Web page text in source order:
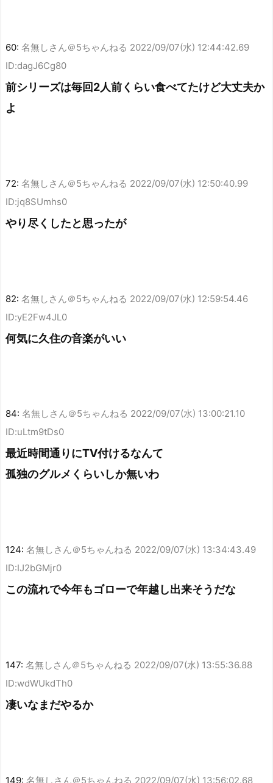
60: 名無しさん＠5ちゃんねる 2022/09/07(水) 12:44:42.69
ID:dagJ6Cg80
前シリーズは毎回2人前くらい食べてたけど大丈夫か
よ
72: 名無しさん＠5ちゃんねる 2022/09/07(水) 12:50:40.99
ID:jq8SUmhs0
やり尽くしたと思ったが
82: 名無しさん＠5ちゃんねる 2022/09/07(水) 12:59:54.46
ID:yE2Fw4JL0
何気に久住の音楽がいい
84: 名無しさん＠5ちゃんねる 2022/09/07(水) 13:00:21.10
ID:uLtm9tDs0
最近時間通りにTV付けるなんて
孤独のグルメくらいしか無いわ
124: 名無しさん＠5ちゃんねる 2022/09/07(水) 13:34:43.49
ID:IJ2bGMjr0
この流れで今年もゴローで年越し出来そうだな
147: 名無しさん＠5ちゃんねる 2022/09/07(水) 13:55:36.88
ID:wdWUkdTh0
凄いなまだやるか
149: 名無しさん＠5ちゃんねる 2022/09/07(水) 13:56:02.68